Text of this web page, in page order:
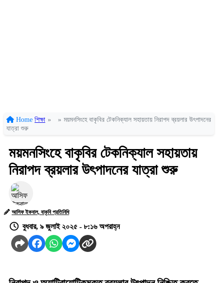
Home শিক্ষা » » ময়মনসিংহে বাকৃবির টেকনিক্যাল সহায়তায় নিরাপদ ব্রয়লার উৎপাদনের
যাত্রা শুরু
ময়মনসিংহে বাকৃবির টেকনিক্যাল সহায়তায়
নিরাপদ ব্রয়লার উৎপাদনের যাত্রা শুরু
আসিফ ইকবাল, বাকৃবি প্রতিনিধি
বুধবার, ৯ জুলাই ২০২৫ - ৮:১৬ অপরাহ্ন